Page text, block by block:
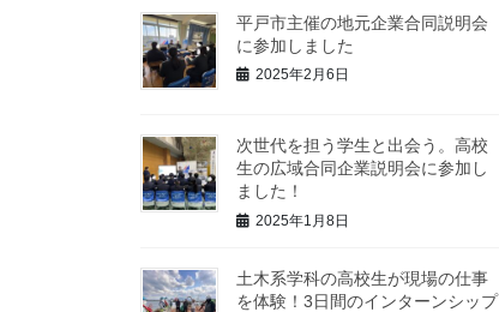
平戸市主催の地元企業合同説明会
に参加しました
2025年2月6日
次世代を担う学生と出会う。高校
生の広域合同企業説明会に参加し
ました！
2025年1月8日
土木系学科の高校生が現場の仕事
を体験！3日間のインターンシップ